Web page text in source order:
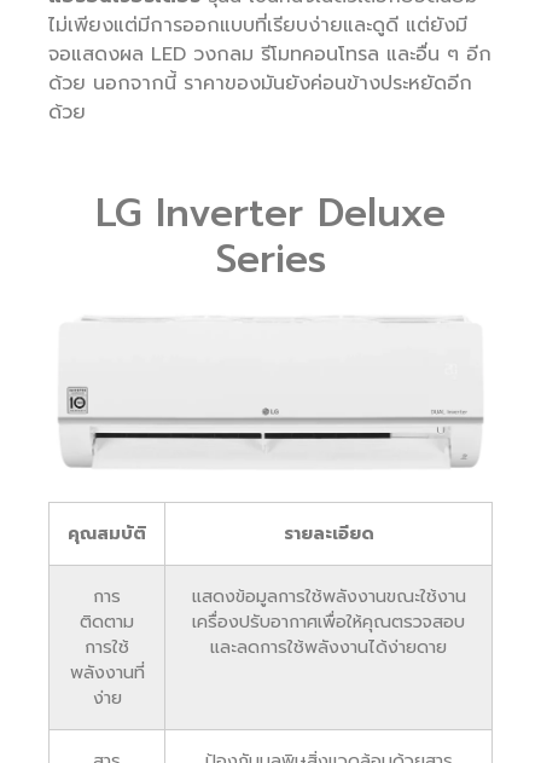
ไม่เพียงแต่มีการออกแบบที่เรียบง่ายและดูดี แต่ยังมี
จอแสดงผล LED วงกลม รีโมทคอนโทรล และอื่น ๆ อีก
ด้วย นอกจากนี้ ราคาของมันยังค่อนข้างประหยัดอีก
ด้วย
LG Inverter Deluxe
Series
คุณสมบัติ รายละเอียด
การ
ติดตาม
การใช้
พลังงานที่
ง่าย
แสดงข้อมูลการใช้พลังงานขณะใช้งาน
เครื่องปรับอากาศเพื่อให้คุณตรวจสอบ
และลดการใช้พลังงานได้ง่ายดาย